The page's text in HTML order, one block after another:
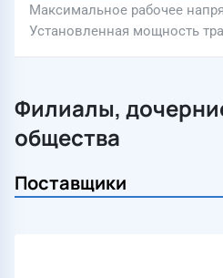
Максимальное рабочее
Установленная мощность
Филиалы,
общества